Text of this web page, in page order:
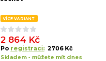
VÍCE VARIANT
2 864 Kč
Po registraci: 2706 Kč
Skladem - můžete mít dnes